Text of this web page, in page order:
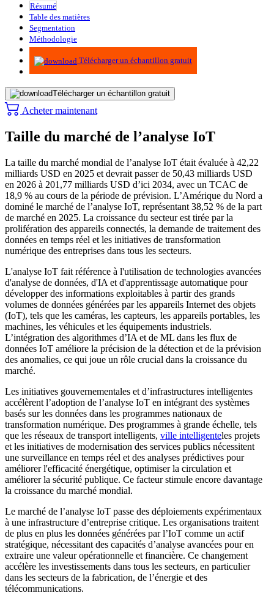
Résumé
Table des matières
Segmentation
Méthodologie
Infographie
Télécharger un échantillon gratuit
Télécharger un échantillon gratuit
Acheter maintenant
Taille du marché de l’analyse IoT
La taille du marché mondial de l’analyse IoT était évaluée à 42,22
milliards USD en 2025 et devrait passer de 50,43 milliards USD
en 2026 à 201,77 milliards USD d’ici 2034, avec un TCAC de
18,9 % au cours de la période de prévision. L’Amérique du Nord a
dominé le marché de l’analyse IoT, représentant 38,52 % de la part
de marché en 2025. La croissance du secteur est tirée par la
prolifération des appareils connectés, la demande de traitement des
données en temps réel et les initiatives de transformation
numérique des entreprises dans tous les secteurs.
L'analyse IoT fait référence à l'utilisation de technologies avancées
d'analyse de données, d'IA et d'apprentissage automatique pour
développer des informations exploitables à partir des grands
volumes de données générées par les appareils Internet des objets
(IoT), tels que les caméras, les capteurs, les appareils portables, les
machines, les véhicules et les équipements industriels.
L’intégration des algorithmes d’IA et de ML dans les flux de
données IoT améliore la précision de la détection et de la prévision
des anomalies, ce qui joue un rôle crucial dans la croissance du
marché.
Les initiatives gouvernementales et d’infrastructures intelligentes
accélèrent l’adoption de l’analyse IoT en intégrant des systèmes
basés sur les données dans les programmes nationaux de
transformation numérique. Des programmes à grande échelle, tels
que les réseaux de transport intelligents, ville intelligenteles projets
et les initiatives de modernisation des services publics nécessitent
une surveillance en temps réel et des analyses prédictives pour
améliorer l'efficacité énergétique, optimiser la circulation et
améliorer la sécurité publique. Ce facteur stimule encore davantage
la croissance du marché mondial.
Le marché de l’analyse IoT passe des déploiements expérimentaux
à une infrastructure d’entreprise critique. Les organisations traitent
de plus en plus les données générées par l’IoT comme un actif
stratégique, nécessitant des capacités d’analyse avancées pour en
extraire une valeur opérationnelle et financière. Ce changement
accélère les investissements dans tous les secteurs, en particulier
dans les secteurs de la fabrication, de l’énergie et des
télécommunications.